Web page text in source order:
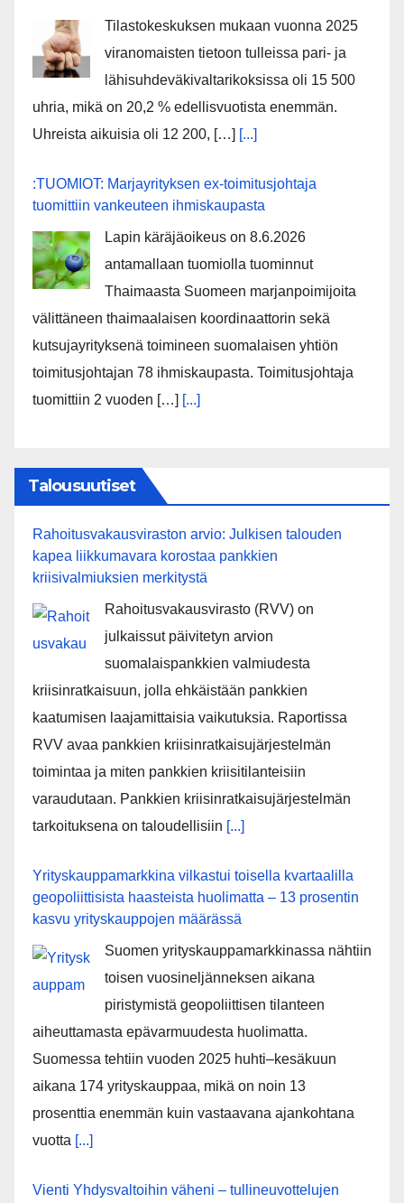
Tilastokeskuksen mukaan vuonna 2025
viranomaisten tietoon tulleissa pari- ja
lähisuhdeväkivaltarikoksissa oli 15 500
uhria, mikä on 20,2 % edellisvuotista enemmän.
Uhreista aikuisia oli 12 200, […] [...]
:TUOMIOT: Marjayrityksen ex-toimitusjohtaja
tuomittiin vankeuteen ihmiskaupasta
Lapin käräjäoikeus on 8.6.2026
antamallaan tuomiolla tuominnut
Thaimaasta Suomeen marjanpoimijoita
välittäneen thaimaalaisen koordinaattorin sekä
kutsujayrityksenä toimineen suomalaisen yhtiön
toimitusjohtajan 78 ihmiskaupasta. Toimitusjohtaja
tuomittiin 2 vuoden […] [...]
Talousuutiset
Rahoitusvakausviraston arvio: Julkisen talouden
kapea liikkumavara korostaa pankkien
kriisivalmiuksien merkitystä
Rahoitusvakausvirasto (RVV) on
julkaissut päivitetyn arvion
suomalaispankkien valmiudesta
kriisinratkaisuun, jolla ehkäistään pankkien
kaatumisen laajamittaisia vaikutuksia. Raportissa
RVV avaa pankkien kriisinratkaisujärjestelmän
toimintaa ja miten pankkien kriisitilanteisiin
varaudutaan. Pankkien kriisinratkaisujärjestelmän
tarkoituksena on taloudellisiin [...]
Yrityskauppamarkkina vilkastui toisella kvartaalilla
geopoliittisista haasteista huolimatta – 13 prosentin
kasvu yrityskauppojen määrässä
Suomen yrityskauppamarkkinassa nähtiin
toisen vuosineljänneksen aikana
piristymistä geopoliittisen tilanteen
aiheuttamasta epävarmuudesta huolimatta.
Suomessa tehtiin vuoden 2025 huhti–kesäkuun
aikana 174 yrityskauppaa, mikä on noin 13
prosenttia enemmän kuin vastaavana ajankohtana
vuotta [...]
Vienti Yhdysvaltoihin väheni – tullineuvottelujen